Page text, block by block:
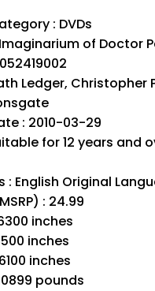
: DVDs
of Doctor
Ledger, Christopher
: 2010-03-29
for 12 years and
: English Original
: 24.99
inches
inches
inches
pounds